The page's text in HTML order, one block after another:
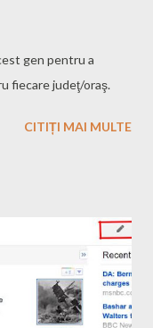
gen pentru a
fiecare judeţ/oraş.
CITIȚI MAI MULTE